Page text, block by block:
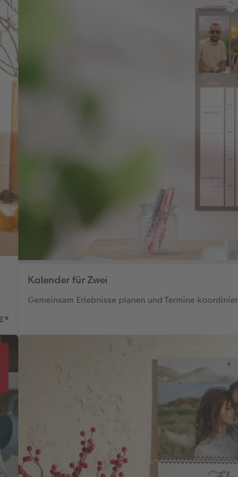
*
Kalender für Zwei
Gemeinsam Erlebnisse planen und Termine